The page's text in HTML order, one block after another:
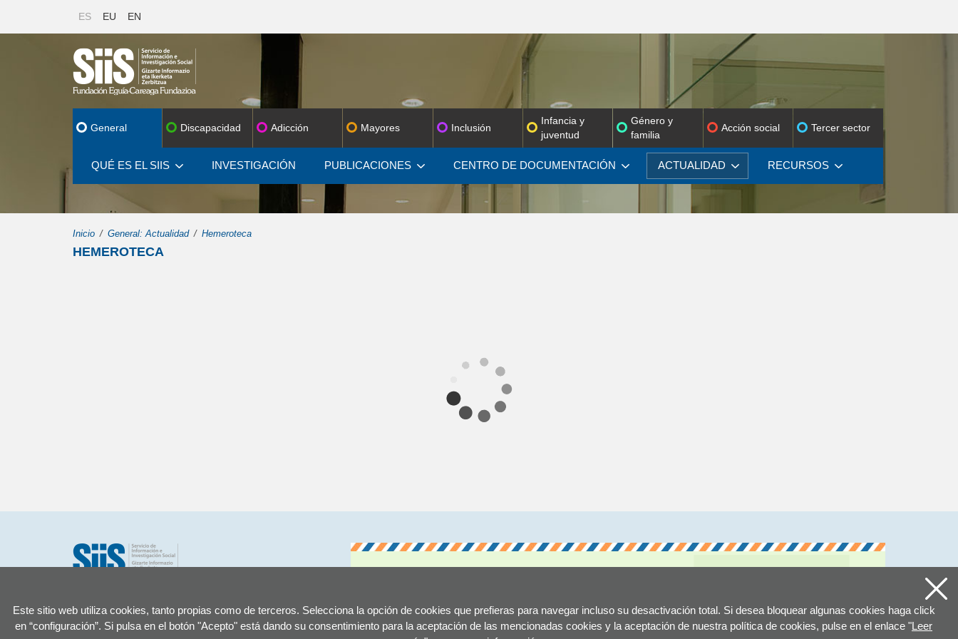
Este sitio web utiliza cookies, tanto propias como de terceros. Selecciona la opción de cookies que prefieras para navegar incluso su desactivación total. Si desea bloquear algunas cookies haga click
en “configuración”. Si pulsa en el botón "Acepto" está dando su consentimiento para la aceptación de las mencionadas cookies y la aceptación de nuestra política de cookies, pulse en el enlace "Leer
ES EU EN
General
QUÉ ES EL SIIS INVESTIGACIÓN PUBLICACIONES CENTRO DE DOCUMENTACIÓN ACTUALIDAD RECURSOS
Discapacidad Adicción Mayores Inclusión
Infancia y
juventud
Género y
familia
Acción social Tercer sector
Inicio General: Actualidad Hemeroteca
HEMEROTECA
CONTACTO VER UBICACIÓN Todos los boletines son gratuitos y se te enviarán por email.